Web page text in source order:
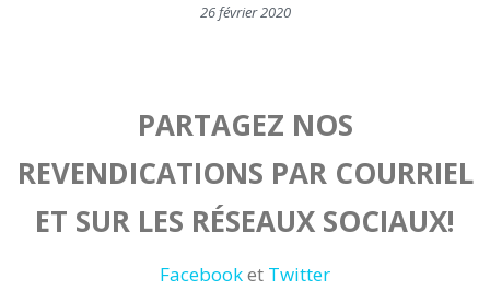
26 février 2020
PARTAGEZ NOS
REVENDICATIONS PAR COURRIEL
ET SUR LES RÉSEAUX SOCIAUX!
Facebooket Twitter